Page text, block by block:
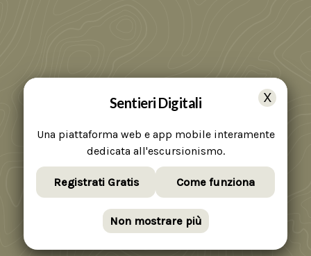
Sentieri Digitali
Una piattaforma web e app mobile interamente
dedicata all'escursionismo.
Registrati Gratis Come funziona
Non mostrare più